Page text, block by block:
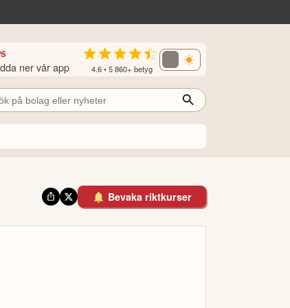
ner vår app 4.6 • 5 860+ betyg
Bevaka riktkurser